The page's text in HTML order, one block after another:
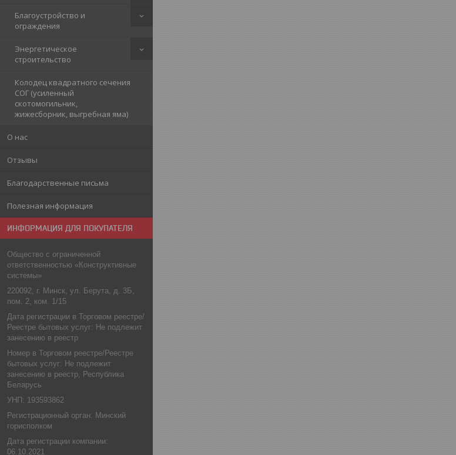
Благоустройство и
ограждения
Энергетическое
строительство
Колодец квадратного сечения
СОГ (усиленный
скотомогильник,
жижесборник, выгребная яма)
О нас
Отзывы
Благодарственные письма
Полезная информация
ИНФОРМАЦИЯ ДЛЯ ПОКУПАТЕЛЯ
Общество с ограниченной
ответственностью «Конструктивные
системы»
220092, г. Минск, ул. Берута, д. 3Б,
пом. 2, ком. 1/15
Дата регистрации в Торговом реестре/
Реестре бытовых услуг: Не подлежит
занесению в реестр
Номер в Торговом реестре/Реестре
бытовых услуг: Не подлежит
занесению в реестр, Республика
Беларусь
УНП: 193593862
Регистрационный орган: Минский
горисполком
Дата регистрации компании:
06.10.2021